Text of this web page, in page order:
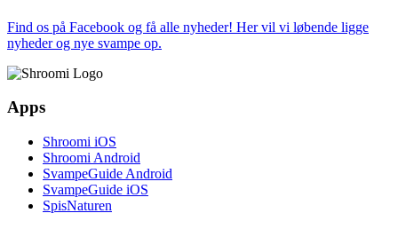
Find os på Facebook og få alle nyheder! Her vil vi løbende ligge
nyheder og nye svampe op.
Apps
Shroomi iOS
Shroomi Android
SvampeGuide Android
SvampeGuide iOS
SpisNaturen